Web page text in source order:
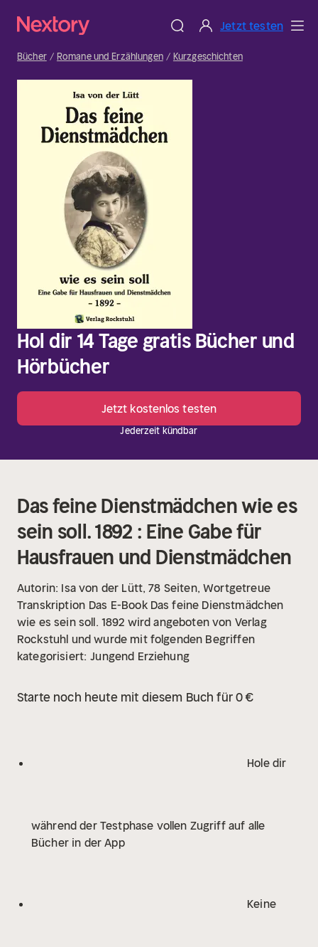
Jetzt testen
Bücher Romane und Erzählungen Kurzgeschichten
Hol dir 14 Tage gratis Bücher und
Hörbücher
Jetzt kostenlos testen
Jederzeit kündbar
Das feine Dienstmädchen wie es
sein soll. 1892 : Eine Gabe für
Hausfrauen und Dienstmädchen
Autorin: Isa von der Lütt, 78 Seiten, Wortgetreue
Transkription Das E-Book Das feine Dienstmädchen
wie es sein soll. 1892 wird angeboten von Verlag
Rockstuhl und wurde mit folgenden Begriffen
kategorisiert: Jungend Erziehung
Starte noch heute mit diesem Buch für 0 €
Hole dir
während der Testphase vollen Zugriff auf alle
Bücher in der App
Keine